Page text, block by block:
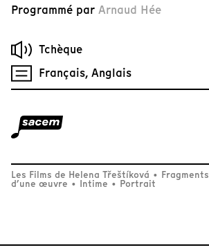
Programmé par Arnaud Hée
Tchèque
Français, Anglais
Les Films de Helena Třeštíková • Fragments
d’une œuvre • Intime • Portrait